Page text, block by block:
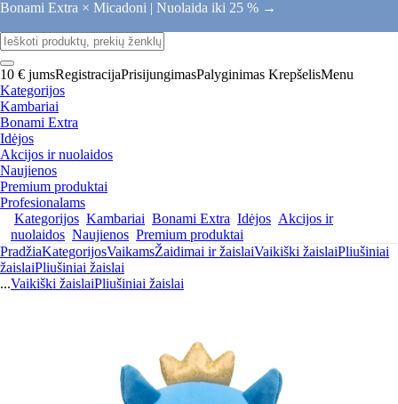
Bonami Extra × Micadoni | Nuolaida iki 25 % →
10 € jumsRegistracijaPrisijungimasPalyginimas KrepšelisMenu
Kategorijos
Kambariai
Bonami Extra
Idėjos
Akcijos ir nuolaidos
Naujienos
Premium produktai
Profesionalams
Kategorijos Kambariai Bonami Extra Idėjos Akcijos ir
nuolaidos Naujienos Premium produktai
PradžiaKategorijosVaikamsŽaidimai ir žaislaiVaikiški žaislaiPliušiniai
žaislaiPliušiniai žaislai
...Vaikiški žaislaiPliušiniai žaislai